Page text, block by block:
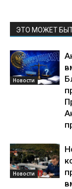
ЭТО МОЖЕТ
Новости
Новости